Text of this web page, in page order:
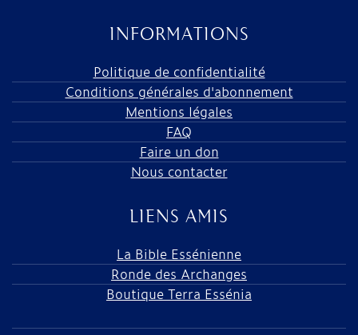
INFORMATIONS
Politique de confidentialité
Conditions générales d'abonnement
Mentions légales
FAQ
Faire un don
Nous contacter
LIENS AMIS
La Bible Essénienne
Ronde des Archanges
Boutique Terra Essénia